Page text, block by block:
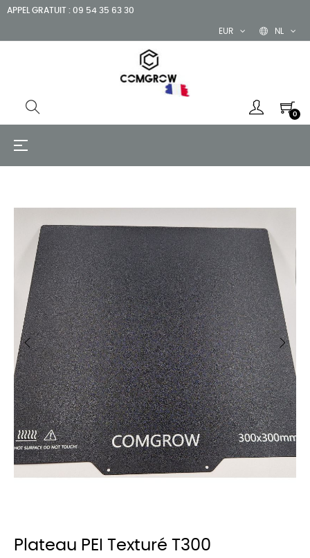
APPEL GRATUIT : 09 54 35 63 30
NL
EUR
0
Toggle
☰
Plateau PEI Texturé T300